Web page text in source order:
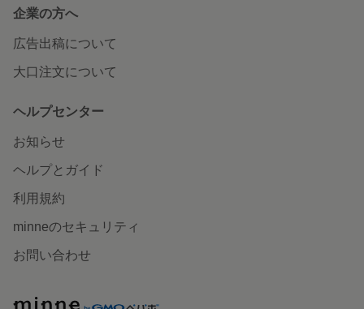
企業の方へ
広告出稿について
大口注文について
ヘルプセンター
お知らせ
ヘルプとガイド
利用規約
minneのセキュリティ
お問い合わせ